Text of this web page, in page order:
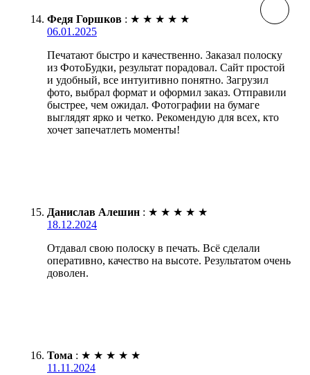
Федя Горшков : ★ ★ ★ ★ ★
06.01.2025
Печатают быстро и качественно. Заказал полоску
из ФотоБудки, результат порадовал. Сайт простой
и удобный, все интуитивно понятно. Загрузил
фото, выбрал формат и оформил заказ. Отправили
быстрее, чем ожидал. Фотографии на бумаге
выглядят ярко и четко. Рекомендую для всех, кто
хочет запечатлеть моменты!
Данислав Алешин : ★ ★ ★ ★ ★
18.12.2024
Отдавал свою полоску в печать. Всё сделали
оперативно, качество на высоте. Результатом очень
доволен.
Тома : ★ ★ ★ ★ ★
11.11.2024